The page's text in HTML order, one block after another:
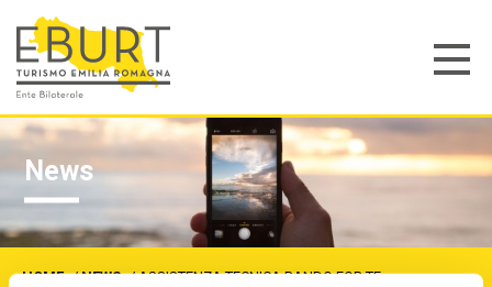
News
HOME /NEWS /ASSISTENZA TECNICA BANDO FOR.TE